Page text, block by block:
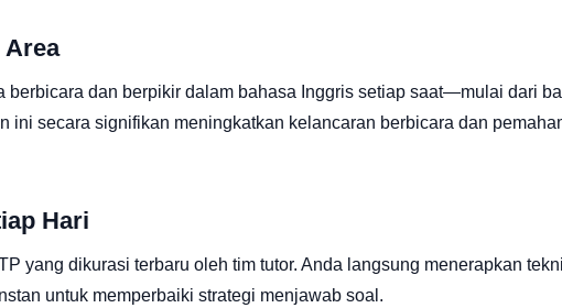
Area
berbicara dan berpikir dalam bahasa Inggris setiap saat—mulai dari
ini secara signifikan meningkatkan kelancaran berbicara dan
Hari
yang dikurasi terbaru oleh tim tutor. Anda langsung menerapkan
untuk memperbaiki strategi menjawab soal.